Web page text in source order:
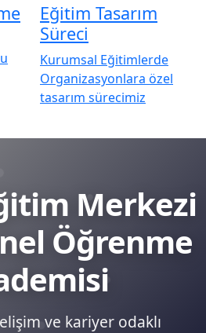
Eğitim Tasarım
Süreci
Kurumsal Eğitimlerde
Organizasyonlara özel
tasarım sürecimiz
Merkezi
Öğrenme
ve kariyer odaklı